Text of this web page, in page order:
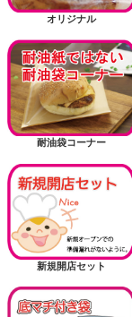
お正月
耐油紙でない耐油袋
送風機関連商品
オリジナル
耐油袋コーナー
新規開店セット